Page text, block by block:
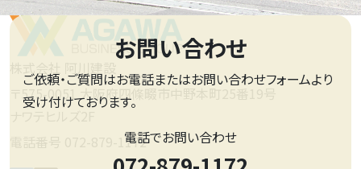
お問い合わせ
ご依頼・ご質問はお電話またはお問い合わせフォームより
受け付けております。
電話でお問い合わせ
〒575-0051 大阪府四條畷市中野本町25番19号
電話番号 072-879-1172